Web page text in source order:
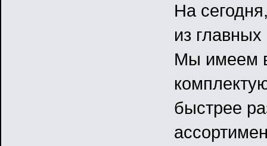
На
из
Мы имеем в
быстрее